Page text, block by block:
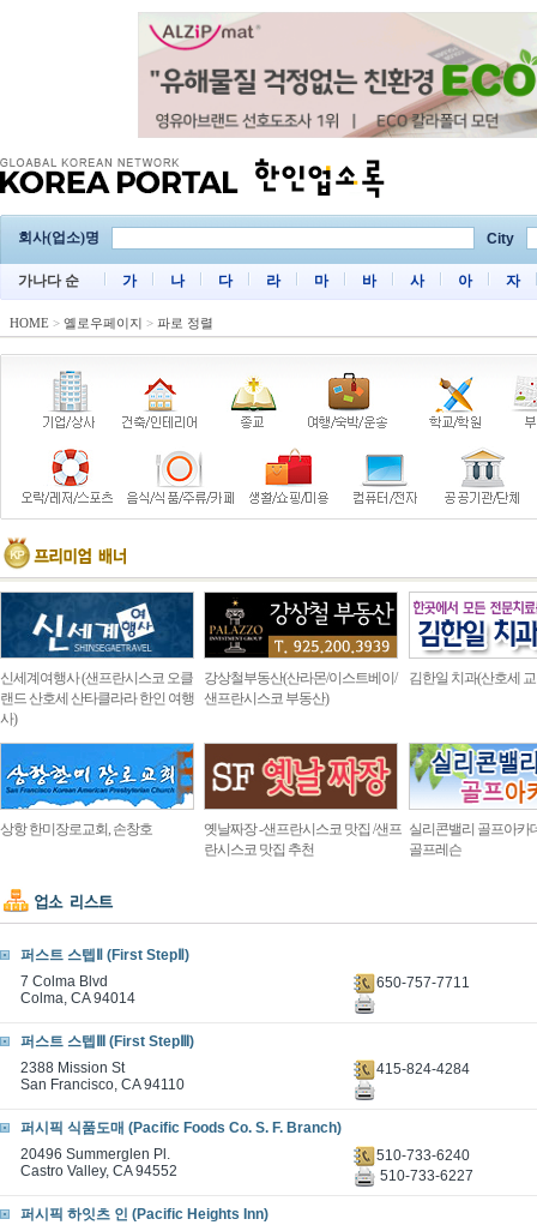
회사(업소)명 City
가나다 순 가 나 다 라 마 바 사 아 자
HOME > 옐로우페이지 > 파로 정렬
신세계여행사 (샌프란시스코 오클
랜드 산호세 산타클라라 한인 여행
사)
강상철부동산(산라몬/이스트베이/
샌프란시스코 부동산)
김한일 치과(산호세
상항 한미장로교회, 손창호
옛날짜장 -샌프란시스코 맛집 /샌프
란시스코 맛집 추천
실리콘밸리 골프아카
골프레슨
퍼스트 스텝Ⅱ (First StepⅡ)
7 Colma Blvd
Colma, CA 94014
650-757-7711
퍼스트 스텝Ⅲ (First StepⅢ)
2388 Mission St
San Francisco, CA 94110
415-824-4284
퍼시픽 식품도매 (Pacific Foods Co. S. F. Branch)
20496 Summerglen Pl.
Castro Valley, CA 94552
510-733-6240
510-733-6227
퍼시픽 하잇츠 인 (Pacific Heights Inn)